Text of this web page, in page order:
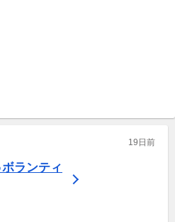
19日前
ランティ